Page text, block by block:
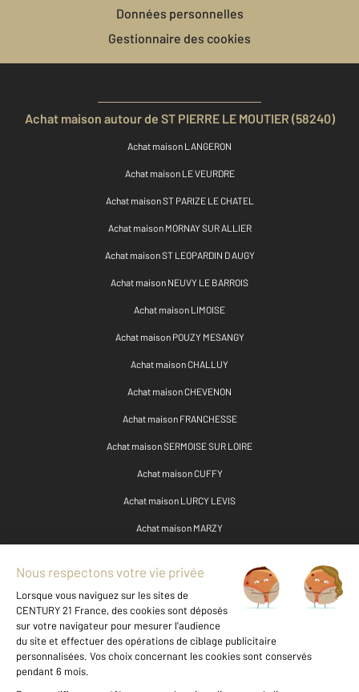
Données personnelles
Gestionnaire des cookies
Achat maison autour de ST PIERRE LE MOUTIER (58240)
Achat maison LANGERON
Achat maison LE VEURDRE
Achat maison ST PARIZE LE CHATEL
Achat maison MORNAY SUR ALLIER
Achat maison ST LEOPARDIN D AUGY
Achat maison NEUVY LE BARROIS
Achat maison LIMOISE
Achat maison POUZY MESANGY
Achat maison CHALLUY
Achat maison CHEVENON
Achat maison FRANCHESSE
Achat maison SERMOISE SUR LOIRE
Achat maison CUFFY
Achat maison LURCY LEVIS
Achat maison MARZY
Autres maisons a vendre à ST PIERRE LE MOUTIER
(58240)
Maison à vendre - 10 pièces - 316 m2 - St Pierre Le Moutier - 58 - BOURGOGNE
Maison à vendre - 6 pièces - 202 m2 - Langeron - 58 - BOURGOGNE
Maison à vendre - 2 pièces - 46 m2 - St Pierre Le Moutier - 58 - BOURGOGNE